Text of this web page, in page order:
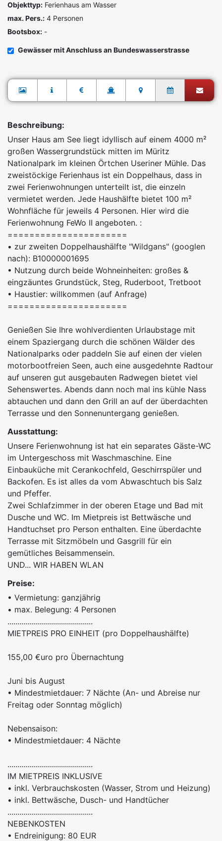
Objekttyp: Ferienhaus am Wasser
max. Pers.: 4 Personen
Bootsbox: -
Gewässer mit Anschluss an Bundeswasserstrasse
Beschreibung:
Unser Haus am See liegt idyllisch auf einem 4000 m²
großen Wassergrundstück mitten im Müritz
Nationalpark im kleinen Örtchen Useriner Mühle. Das
zweistöckige Ferienhaus ist ein Doppelhaus, dass in
zwei Ferienwohnungen unterteilt ist, die einzeln
vermietet werden. Jede Haushälfte bietet 100 m²
Wohnfläche für jeweils 4 Personen. Hier wird die
Ferienwohnung FeWo II angeboten. :
======================
• zur zweiten Doppelhaushälfte "Wildgans" (googlen
nach): B10000001695
• Nutzung durch beide Wohneinheiten: großes &
eingzäuntes Grundstück, Steg, Ruderboot, Tretboot
• Haustier: willkommen (auf Anfrage)
======================
Genießen Sie Ihre wohlverdienten Urlaubstage mit
einem Spaziergang durch die schönen Wälder des
Nationalparks oder paddeln Sie auf einen der vielen
motorbootfreien Seen, auch eine ausgedehnte Radtour
auf unseren gut ausgebauten Radwegen bietet viel
Sehenswertes. Abends dann noch mal ins kühle Nass
abtauchen und dann den Grill an auf der überdachten
Terrasse und den Sonnenuntergang genießen.
Ausstattung:
Unsere Ferienwohnung ist hat ein separates Gäste-WC
im Untergeschoss mit Waschmaschine. Eine
Einbauküche mit Cerankochfeld, Geschirrspüler und
Backofen. Es ist alles da vom Abwaschtuch bis Salz
und Pfeffer.
Zwei Schlafzimmer in der oberen Etage und Bad mit
Dusche und WC. Im Mietpreis ist Bettwäsche und
Handtuchset pro Person enthalten. Eine überdachte
Terrasse mit Sitzmöbeln und Gasgrill für ein
gemütliches Beisammensein.
UND... WIR HABEN WLAN
Preise:
• Vermietung: ganzjährig
• max. Belegung: 4 Personen
...........................................
MIETPREIS PRO EINHEIT (pro Doppelhaushälfte)
155,00 €uro pro Übernachtung
Juni bis August
• Mindestmietdauer: 7 Nächte (An- und Abreise nur
Freitag oder Sonntag möglich)
Nebensaison:
• Mindestmietdauer: 4 Nächte
...........................................
IM MIETPREIS INKLUSIVE
• inkl. Verbrauchskosten (Wasser, Strom und Heizung)
• inkl. Bettwäsche, Dusch- und Handtücher
...........................................
NEBENKOSTEN
• Endreinigung: 80 EUR